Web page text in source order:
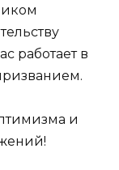
работает в
и